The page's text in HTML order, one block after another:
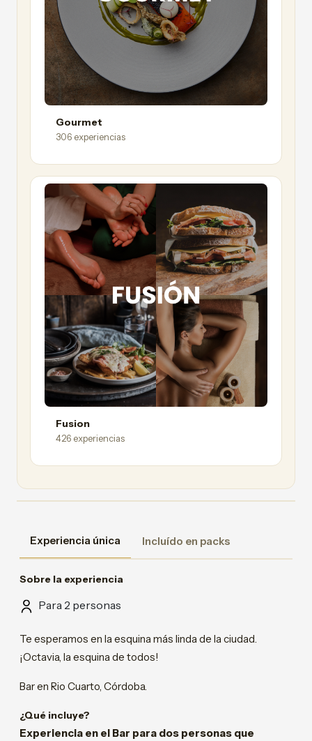
Gourmet
306 experiencias
Fusion
426 experiencias
Experiencia única Incluído en packs
Sobre la experiencia
Para 2 personas
Te esperamos en la esquina más linda de la ciudad.
¡Octavia, la esquina de todos!
Bar en Rio Cuarto, Córdoba.
¿Qué incluye?
Experiencia en el Bar para dos personas que